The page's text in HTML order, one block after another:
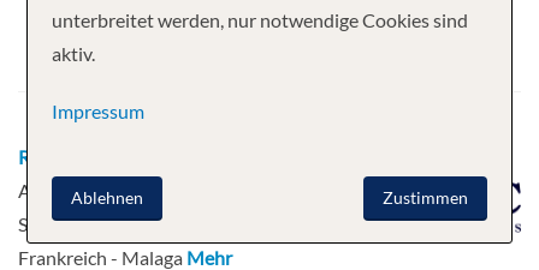
Abfahrt
Route
Alicante - Port Mahon - Olbia /
Sardinien - Genua, Italien - Marseille,
Frankreich - Malaga Mehr
unterbreitet werden, nur notwendige Cookies sind
aktiv.
Impressum
Zustimmen
Ablehnen